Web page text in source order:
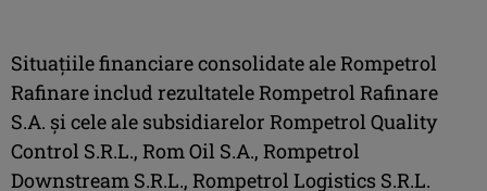
Situaţiile financiare consolidate ale Rompetrol
Rafinare includ rezultatele Rompetrol Rafinare
S.A. și cele ale subsidiarelor Rompetrol Quality
Control S.R.L., Rom Oil S.A., Rompetrol
Downstream S.R.L., Rompetrol Logistics S.R.L.